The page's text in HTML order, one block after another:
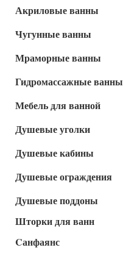
Акриловые ванны
Чугунные ванны
Мраморные ванны
Гидромассажные ванны
Мебель для ванной
Душевые уголки
Душевые кабины
Душевые ограждения
Душевые поддоны
Шторки для ванн
Cанфаянс